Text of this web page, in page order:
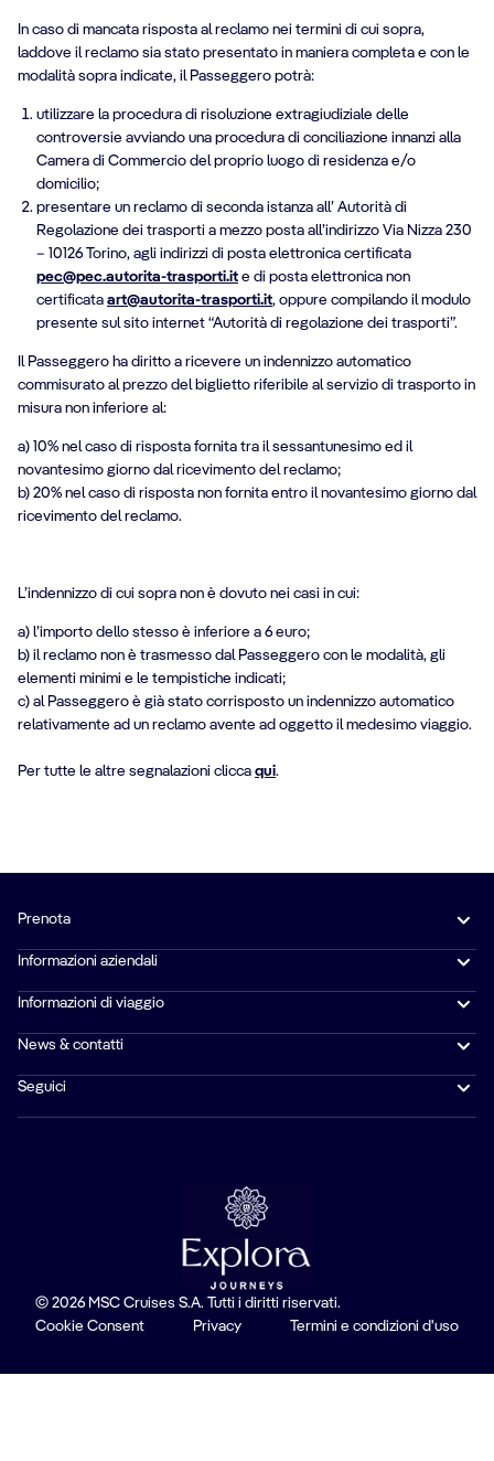
In caso di mancata risposta al reclamo nei termini di cui sopra,
laddove il reclamo sia stato presentato in maniera completa e con le
modalità sopra indicate, il Passeggero potrà:
utilizzare la procedura di risoluzione extragiudiziale delle
controversie avviando una procedura di conciliazione innanzi alla
Camera di Commercio del proprio luogo di residenza e/o
domicilio;
presentare un reclamo di seconda istanza all’ Autorità di
Regolazione dei trasporti a mezzo posta all’indirizzo Via Nizza 230
– 10126 Torino, agli indirizzi di posta elettronica certificata
pec@pec.autorita-trasporti.it e di posta elettronica non
certificata art@autorita-trasporti.it, oppure compilando il modulo
presente sul sito internet “Autorità di regolazione dei trasporti”.
Il Passeggero ha diritto a ricevere un indennizzo automatico
commisurato al prezzo del biglietto riferibile al servizio di trasporto in
misura non inferiore al:
a) 10% nel caso di risposta fornita tra il sessantunesimo ed il
novantesimo giorno dal ricevimento del reclamo;
b) 20% nel caso di risposta non fornita entro il novantesimo giorno dal
ricevimento del reclamo.
L’indennizzo di cui sopra non è dovuto nei casi in cui:
a) l’importo dello stesso è inferiore a 6 euro;
b) il reclamo non è trasmesso dal Passeggero con le modalità, gli
elementi minimi e le tempistiche indicati;
c) al Passeggero è già stato corrisposto un indennizzo automatico
relativamente ad un reclamo avente ad oggetto il medesimo viaggio.
Per tutte le altre segnalazioni clicca qui.
Prenota
Informazioni aziendali
Informazioni di viaggio
News & contatti
Seguici
© 2026 MSC Cruises S.A. Tutti i diritti riservati.
Cookie Consent
Privacy Termini e condizioni d'uso